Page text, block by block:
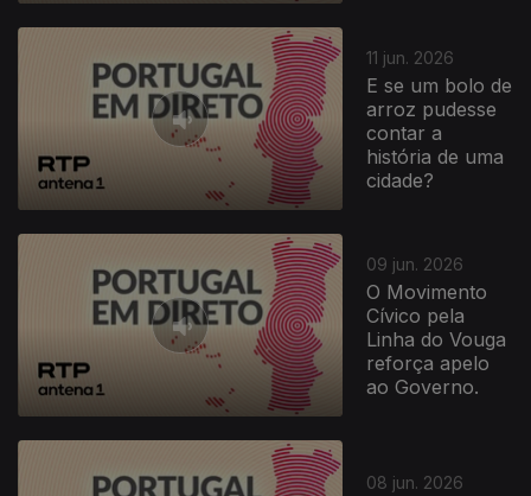
11 jun. 2026
E se um bolo de
arroz pudesse
contar a
história de uma
cidade?
09 jun. 2026
O Movimento
Cívico pela
Linha do Vouga
reforça apelo
ao Governo.
08 jun. 2026